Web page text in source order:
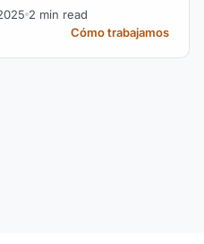
El pase
2 min read
Cómo trabajamos